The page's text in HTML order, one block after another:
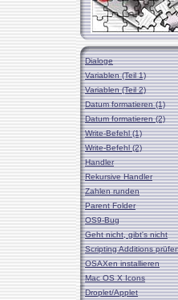
Dialoge
Variablen (Teil 1)
Variablen (Teil 2)
Datum formatieren (1)
Datum formatieren (2)
Write-Befehl (1)
Write-Befehl (2)
Handler
Rekursive Handler
Zahlen runden
Parent Folder
OS9-Bug
Geht nicht, gibt's nicht
Scripting Additions
OSAXen installieren
Mac OS X Icons
Droplet/Applet